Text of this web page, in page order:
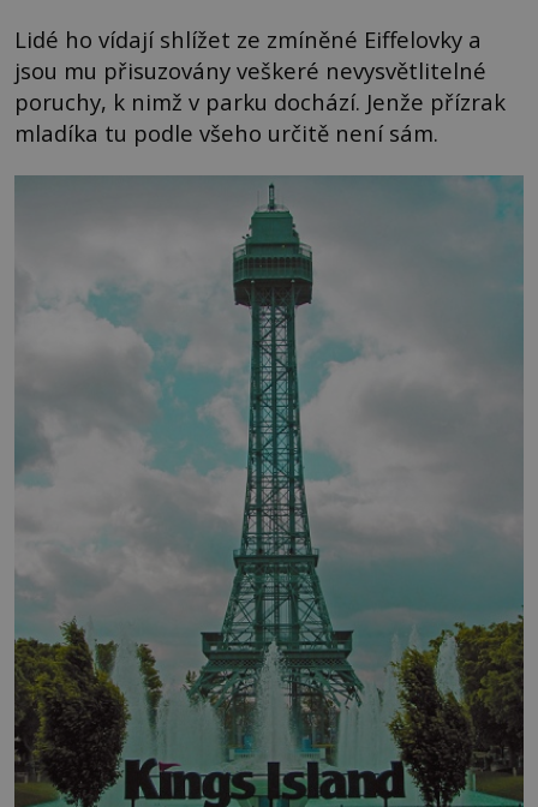
Lidé ho vídají shlížet ze zmíněné Eiffelovky a
jsou mu přisuzovány veškeré nevysvětlitelné
poruchy, k nimž v parku dochází. Jenže přízrak
mladíka tu podle všeho určitě není sám.